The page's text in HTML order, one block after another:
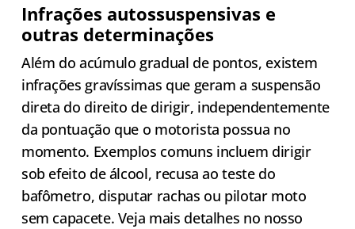
Infrações autossuspensivas e
outras determinações
Além do acúmulo gradual de pontos, existem
infrações gravíssimas que geram a suspensão
direta do direito de dirigir, independentemente
da pontuação que o motorista possua no
momento. Exemplos comuns incluem dirigir
sob efeito de álcool, recusa ao teste do
bafômetro, disputar rachas ou pilotar moto
sem capacete. Veja mais detalhes no nosso